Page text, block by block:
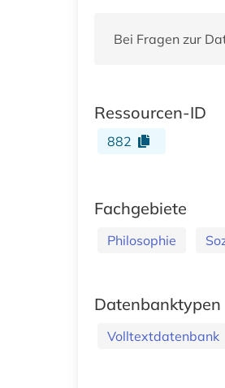
Bei Fragen zur
Ressourcen-ID
882
Fachgebiete
Philosophie
Datenbanktypen
Volltextdatenbank